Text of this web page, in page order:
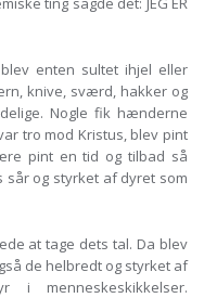
enten sultet ihjel eller
knive, sværd, hakker og
Nogle fik hænderne
tro mod Kristus, blev pint
pint en tid og tilbad så
og styrket af dyret som
at tage dets tal. Da blev
de helbredt og styrket af
menneskeskikkelser.